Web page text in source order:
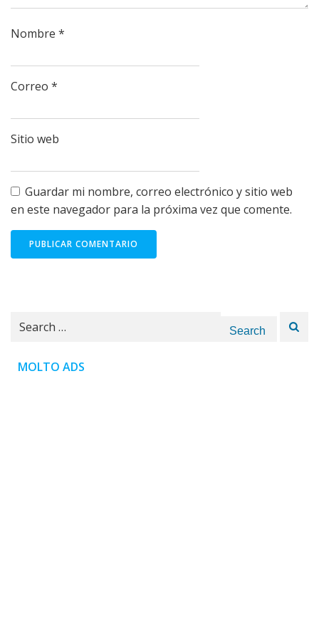
Nombre *
Correo *
Sitio web
Guardar mi nombre, correo electrónico y sitio web
en este navegador para la próxima vez que comente.
Search
MOLTO ADS